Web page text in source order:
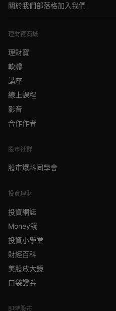
關於我們部落格加入我們
理財寶商城
理財寶
軟體
講座
線上課程
影音
合作作者
股市社群
股市爆料同學會
投資理財
投資網誌
Money錢
投資小學堂
財經百科
美股放大鏡
口袋證券
即時股市